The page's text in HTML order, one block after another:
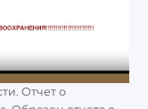
Отчет о